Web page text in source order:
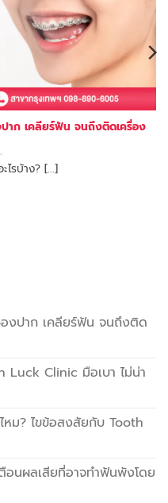
ก เคลียร์ฟัน จนถึงติดเครื่อง
รบ้าง? [...]
งปาก เคลียร์ฟัน จนถึงติด
Clinic มือเบา ไม่น่า
ม? ไขข้อสงสัยกับ Tooth
อนผลเสียที่อาจทำฟันพังโดย